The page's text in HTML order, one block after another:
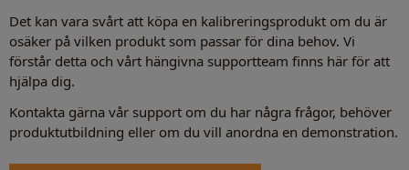
Det kan vara svårt att köpa en kalibreringsprodukt om du är
osäker på vilken produkt som passar för dina behov. Vi
förstår detta och vårt hängivna supportteam finns här för att
hjälpa dig.
Kontakta gärna vår support om du har några frågor, behöver
produktutbildning eller om du vill anordna en demonstration.